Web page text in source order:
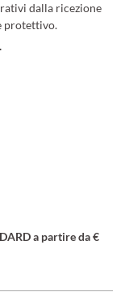
dalla ricezione
protettivo.
a partire da €